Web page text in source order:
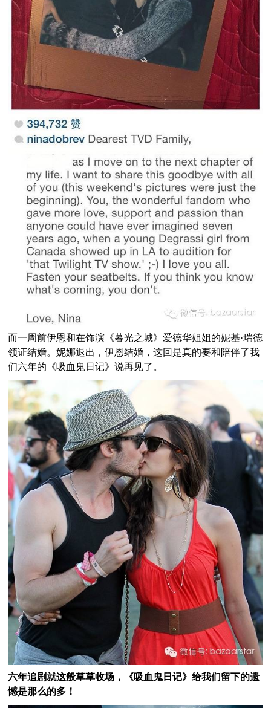
而一周前伊恩和在饰演《暮光之城》爱德华姐姐的妮基·瑞德
领证结婚。妮娜退出，伊恩结婚，这回是真的要和陪伴了我
们六年的《吸血鬼日记》说再见了。
六年追剧就这般草草收场，《吸血鬼日记》给我们留下的遗
憾是那么的多！